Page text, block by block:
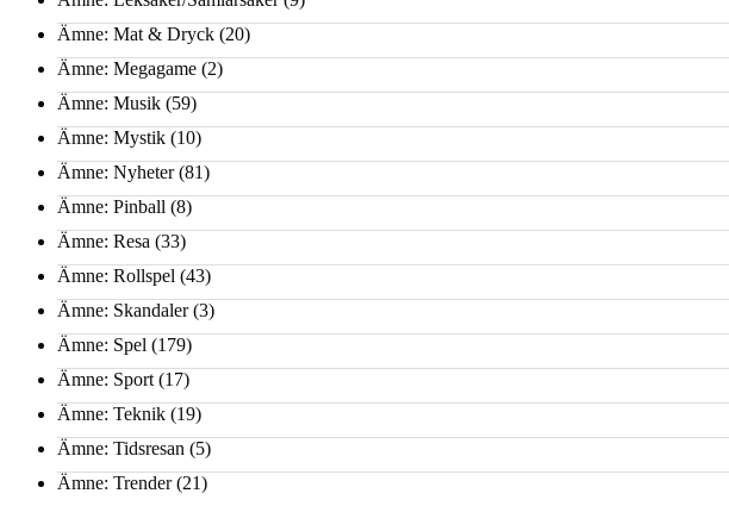
Ämne: Mat & Dryck (20)
Ämne: Megagame (2)
Ämne: Musik (59)
Ämne: Mystik (10)
Ämne: Nyheter(81)
Ämne: Pinball (8)
Ämne: Resa (33)
Ämne: Rollspel (43)
Ämne: Skandaler(3)
Ämne: Spel (179)
Ämne: Sport (17)
Ämne: Teknik (19)
Ämne: Tidsresan (5)
Ämne: Trender(21)